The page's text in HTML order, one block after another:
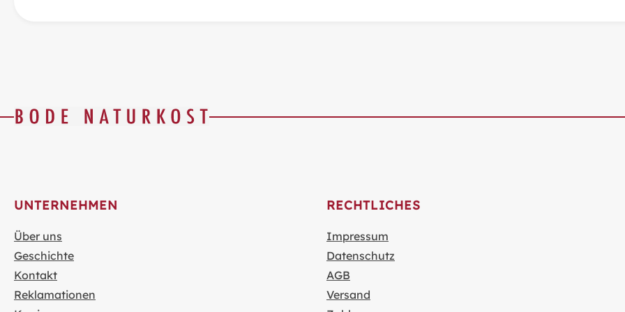
UNTERNEHMEN
Über uns
Geschichte
Kontakt
Reklamationen
RECHTLICHES
Impressum
Datenschutz
AGB
Versand